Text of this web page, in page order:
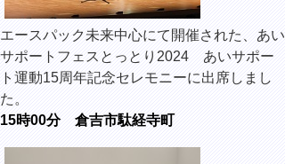
エースパック未来中心にて開催された、あい
サポートフェスとっとり2024 あいサポー
ト運動15周年記念セレモニーに出席しまし
た。
15時00分 倉吉市駄経寺町